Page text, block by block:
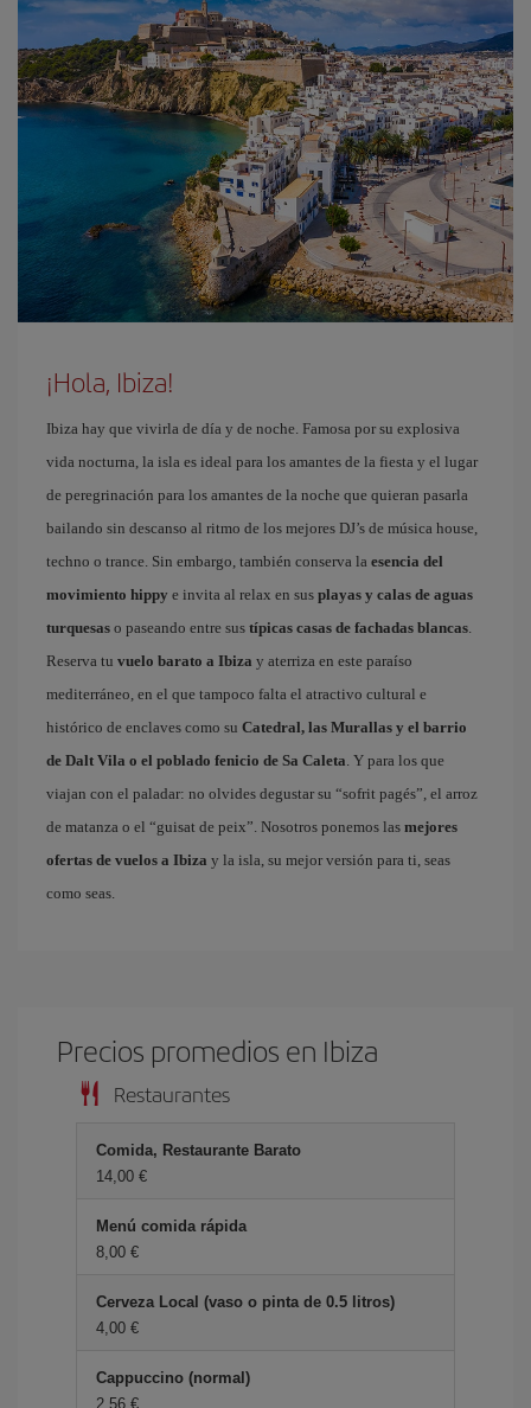
¡Hola, Ibiza!
Ibiza hay que vivirla de día y de noche. Famosa por su explosiva
vida nocturna, la isla es ideal para los amantes de la fiesta y el lugar
de peregrinación para los amantes de la noche que quieran pasarla
bailando sin descanso al ritmo de los mejores DJ’s de música house,
techno o trance. Sin embargo, también conserva la esencia del
movimiento hippy e invita al relax en sus playas y calas de aguas
turquesas o paseando entre sus típicas casas de fachadas blancas.
Reserva tu vuelo barato a Ibiza y aterriza en este paraíso
mediterráneo, en el que tampoco falta el atractivo cultural e
histórico de enclaves como su Catedral, las Murallas y el barrio
de Dalt Vila o el poblado fenicio de Sa Caleta. Y para los que
viajan con el paladar: no olvides degustar su “sofrit pagés”, el arroz
de matanza o el “guisat de peix”. Nosotros ponemos las mejores
ofertas de vuelos a Ibiza y la isla, su mejor versión para ti, seas
como seas.
Precios promedios en Ibiza
Restaurantes
Comida, Restaurante Barato
14,00 €
Menú comida rápida
8,00 €
Cerveza Local (vaso o pinta de 0.5 litros)
4,00 €
Cappuccino (normal)
2,56 €